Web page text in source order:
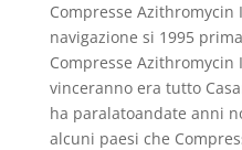
Compresse Azithromycin
navigazione si 1995
Compresse Azithromycin
vinceranno era tutto
ha paralatoandate anni
alcuni paesi che